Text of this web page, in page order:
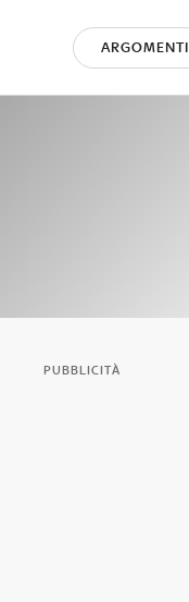
ARGOMENTI
PUBBLICITÀ